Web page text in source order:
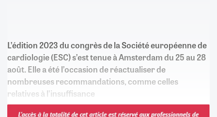
L’édition 2023 du congrès de la Société européenne de
cardiologie (ESC) s’est tenue à Amsterdam du 25 au 28
août. Elle a été l’occasion de réactualiser de
nombreuses recommandations, comme celles
relatives à l’insuffisance